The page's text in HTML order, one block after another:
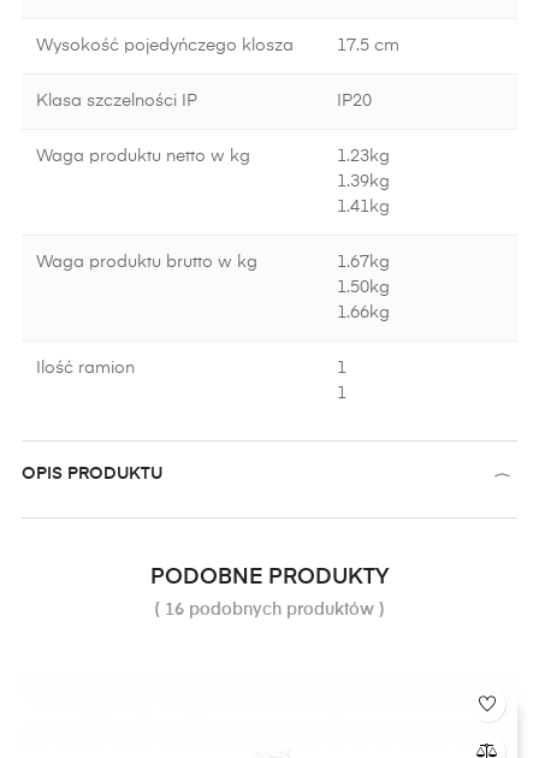
Wysokość pojedyńczego klosza 17.5 cm
Klasa szczelności IP IP20
Waga produktu netto w kg
1.23kg
1.39kg
1.41kg
Waga produktu brutto w kg
1.67kg
1.50kg
1.66kg
Ilość ramion
1
1
OPIS PRODUKTU
PODOBNE PRODUKTY
( 16 podobnych produktów )